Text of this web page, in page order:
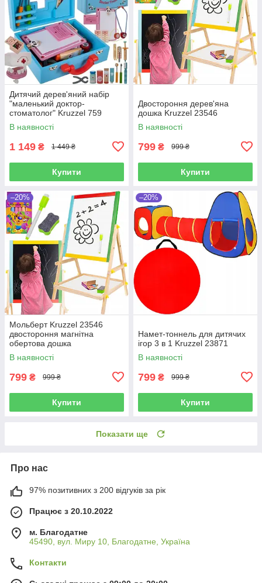
Дитячий дерев'яний набір
"маленький доктор-
стоматолог" Kruzzel 759
В наявності
1 149 ₴ 1 449 ₴
Купити
Двостороння дерев'яна
дошка Kruzzel 23546
В наявності
799 ₴ 999 ₴
Купити
–20%
Мольберт Kruzzel 23546
двостороння магнітна
обертова дошка
В наявності
799 ₴ 999 ₴
Купити
–20%
Намет-тоннель для дитячих
ігор 3 в 1 Kruzzel 23871
В наявності
799 ₴ 999 ₴
Купити
Показати ще
Про нас
97% позитивних з 200 відгуків за рік
Працює з 20.10.2022
м. Благодатне
45490, вул. Миру 10, Благодатне, Україна
Контакти